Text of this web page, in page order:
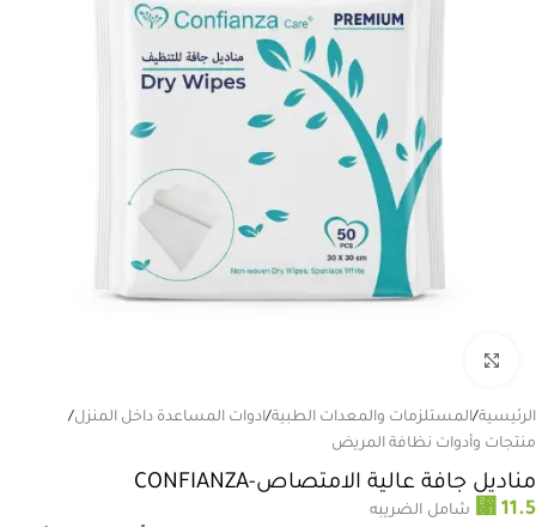
الرئيسية/المستلزمات والمعدات الطبية/ادوات المساعدة داخل المنزل/
منتجات وأدوات نظافة المريض
مناديل جافة عالية الامتصاص-CONFIANZA
⃁ 11.5
شامل الضريبه